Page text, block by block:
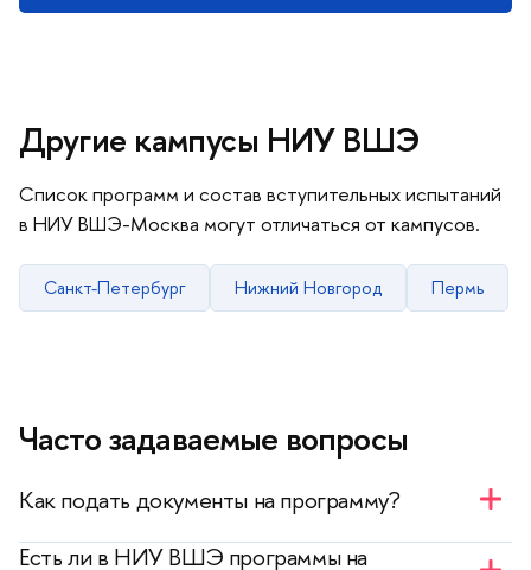
Другие кампусы НИУ ВШЭ
Список программ и состав вступительных испытаний
в НИУ ВШЭ-Москва могут отличаться от кампусов.
Санкт-Петербург Нижний Новгород Пермь
Часто задаваемые вопросы
Как подать документы на программу?
кабинете иностранного абитуриента
Есть ли в НИУ ВШЭ программы на